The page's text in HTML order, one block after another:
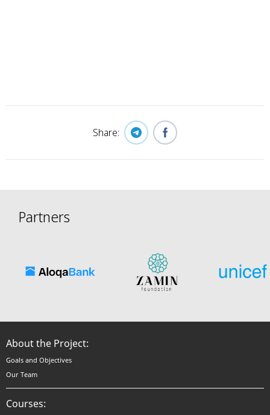
Share:
Partners
About the Project:
Goals and Objectives
Our Team
Courses: